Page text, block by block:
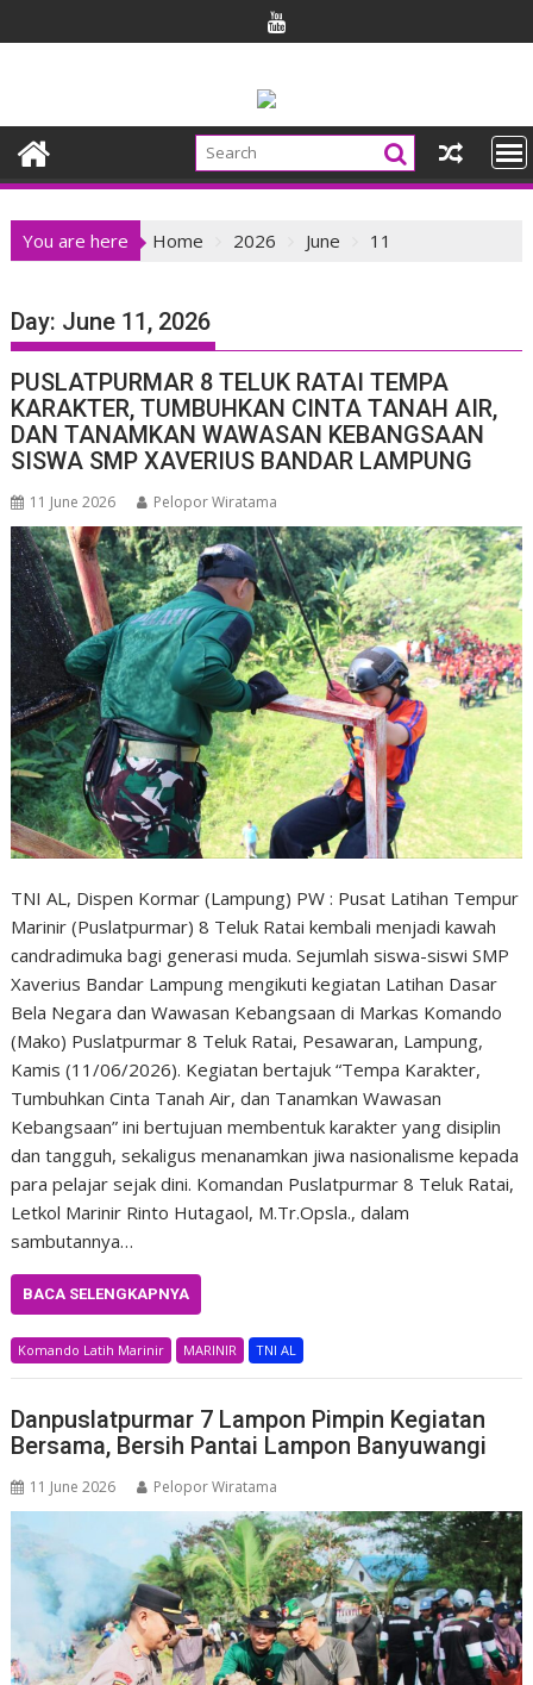
to
You are here Home 2026 June 11
Day: June 11, 2026
PUSLATPURMAR 8 TELUK RATAI TEMPA
KARAKTER, TUMBUHKAN CINTA TANAH AIR,
DAN TANAMKAN WAWASAN KEBANGSAAN
SISWA SMP XAVERIUS BANDAR LAMPUNG
11 June 2026 Pelopor Wiratama
TNI AL, Dispen Kormar (Lampung) PW : Pusat Latihan Tempur
Marinir (Puslatpurmar) 8 Teluk Ratai kembali menjadi kawah
candradimuka bagi generasi muda. Sejumlah siswa-siswi SMP
Xaverius Bandar Lampung mengikuti kegiatan Latihan Dasar
Bela Negara dan Wawasan Kebangsaan di Markas Komando
(Mako) Puslatpurmar 8 Teluk Ratai, Pesawaran, Lampung,
Kamis (11/06/2026). Kegiatan bertajuk “Tempa Karakter,
Tumbuhkan Cinta Tanah Air, dan Tanamkan Wawasan
Kebangsaan” ini bertujuan membentuk karakter yang disiplin
dan tangguh, sekaligus menanamkan jiwa nasionalisme kepada
para pelajar sejak dini. Komandan Puslatpurmar 8 Teluk Ratai,
Letkol Marinir Rinto Hutagaol, M.Tr.Opsla., dalam
sambutannya…
BACA SELENGKAPNYA
Komando Latih Marinir MARINIR TNI AL
Danpuslatpurmar 7 Lampon Pimpin Kegiatan
Bersama, Bersih Pantai Lampon Banyuwangi
11 June 2026 Pelopor Wiratama